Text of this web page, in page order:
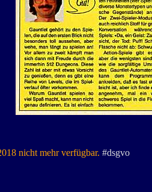
nicht mehr verfügbar. #dsgvo